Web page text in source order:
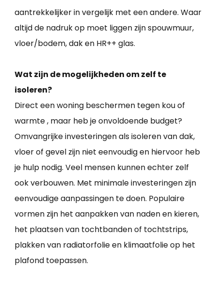
aantrekkelijker in vergelijk met een andere. Waar
altijd de nadruk op moet liggen zijn spouwmuur,
vloer/bodem, dak en HR++ glas.
Wat zijn de mogelijkheden om zelf te
isoleren?
Direct een woning beschermen tegen kou of
warmte , maar heb je onvoldoende budget?
Omvangrijke investeringen als isoleren van dak,
vloer of gevel zijn niet eenvoudig en hiervoor heb
je hulp nodig. Veel mensen kunnen echter zelf
ook verbouwen. Met minimale investeringen zijn
eenvoudige aanpassingen te doen. Populaire
vormen zijn het aanpakken van naden en kieren,
het plaatsen van tochtbanden of tochtstrips,
plakken van radiatorfolie en klimaatfolie op het
plafond toepassen.